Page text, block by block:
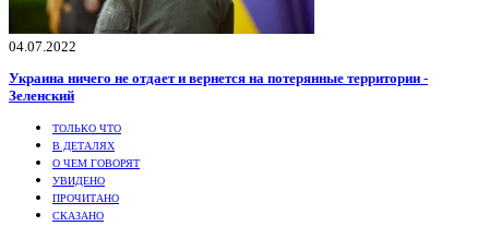
04.07.2022
Украина ничего не отдает и вернется на потерянные территории -
Зеленский
ТОЛЬКО ЧТО
В ДЕТАЛЯХ
О ЧЕМ ГОВОРЯТ
УВИДЕНО
ПРОЧИТАНО
СКАЗАНО